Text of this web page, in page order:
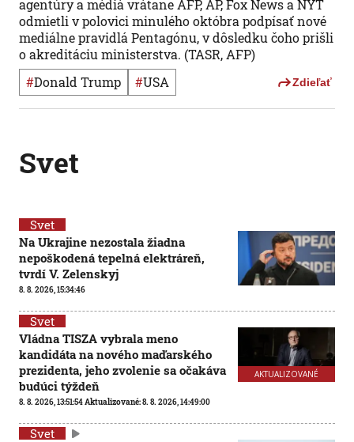
agentúry a médiá vrátane AFP, AP, Fox News a NYT
odmietli v polovici minulého októbra podpísať nové
mediálne pravidlá Pentagónu, v dôsledku čoho prišli
o akreditáciu ministerstva. (TASR, AFP)
# Donald Trump # USA Zdieľať
Svet
Svet
Na Ukrajine nezostala žiadna
nepoškodená tepelná elektráreň,
tvrdí V. Zelenskyj
8. 8. 2026, 15:34:46
AKTUALIZOVANÉ
Svet
Vládna TISZA vybrala meno
kandidáta na nového maďarského
prezidenta, jeho zvolenie sa očakáva
budúci týždeň
8. 8. 2026, 13:51:54Aktualizované:8. 8. 2026, 14:49:00
Svet